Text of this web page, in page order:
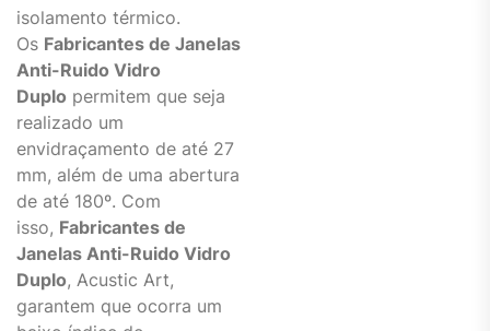
isolamento térmico.
Os Fabricantes de Janelas
Anti-Ruido Vidro
Duplo permitem que seja
realizado um
envidraçamento de até 27
mm, além de uma abertura
de até 180º. Com
isso, Fabricantes de
Janelas Anti-Ruido Vidro
Duplo, Acustic Art,
garantem que ocorra um